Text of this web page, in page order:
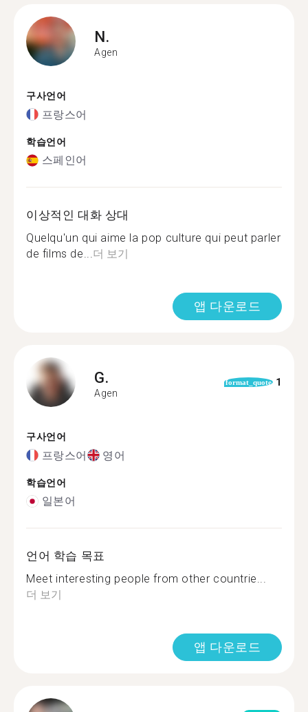
N.
Agen
구사언어
프랑스어
학습언어
스페인어
이상적인 대화 상대
Quelqu'un qui aime la pop culture qui peut parler
de films de...더 보기
앱 다운로드
G.
Agen
format_quote 1
구사언어
프랑스어 영어
학습언어
일본어
언어 학습 목표
Meet interesting people from other countrie...
더 보기
앱 다운로드